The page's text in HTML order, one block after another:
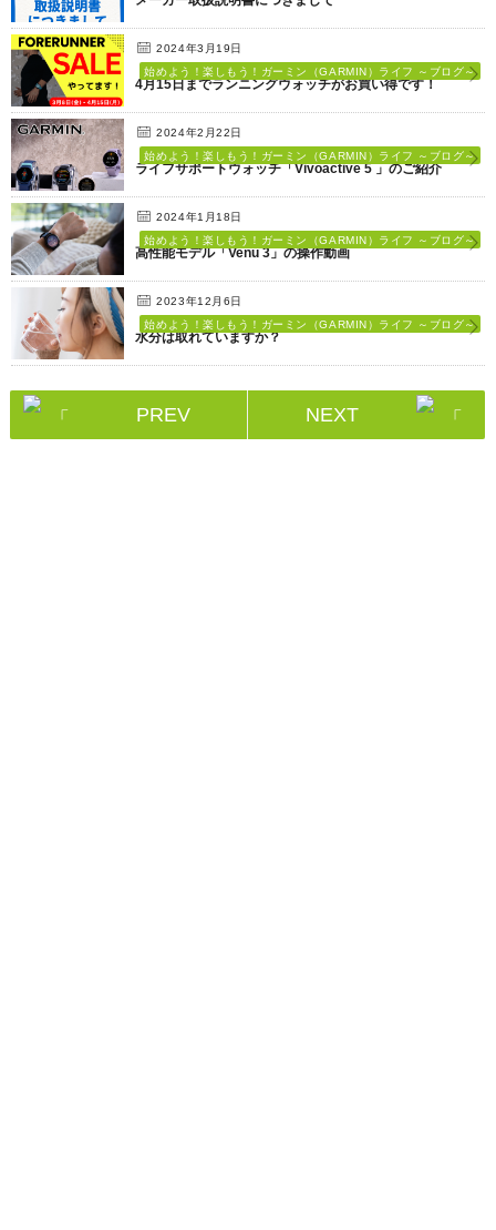
2024年3月19日
始めよう！楽しもう！ガーミン（GARMIN）ライフ ～ブログ～
4月15日までランニングウォッチがお買い得です！
2024年2月22日
始めよう！楽しもう！ガーミン（GARMIN）ライフ ～ブログ～
ライフサポートウォッチ「Vivoactive 5 」のご紹介
2024年1月18日
始めよう！楽しもう！ガーミン（GARMIN）ライフ ～ブログ～
高性能モデル「Venu 3」の操作動画
2023年12月6日
始めよう！楽しもう！ガーミン（GARMIN）ライフ ～ブログ～
水分は取れていますか？
PREV NEXT